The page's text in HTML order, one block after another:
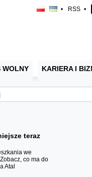
• RSS •
WOLNY KARIERA I
teraz
we
co ma do
Atal